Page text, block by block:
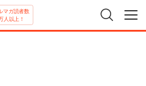
マガ読者数
人以上！